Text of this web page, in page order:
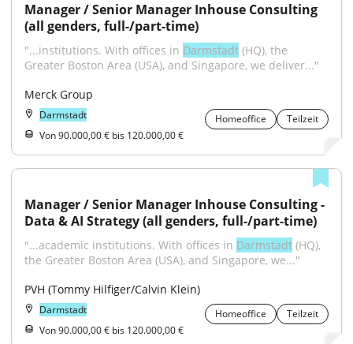
Manager / Senior Manager Inhouse Consulting
(all genders, full-/part-time)
"...institutions. With offices in Darmstadt (HQ), the
Greater Boston Area (USA), and Singapore, we deliver..."
Merck Group
Darmstadt Homeoffice
Teilzeit
Von 90.000,00 € bis 120.000,00 €
Manager / Senior Manager Inhouse Consulting -
Data & AI Strategy (all genders, full-/part-time)
"...academic institutions. With offices in Darmstadt (HQ),
the Greater Boston Area (USA), and Singapore, we..."
PVH (Tommy Hilfiger/Calvin Klein)
Darmstadt Homeoffice
Teilzeit
Von 90.000,00 € bis 120.000,00 €